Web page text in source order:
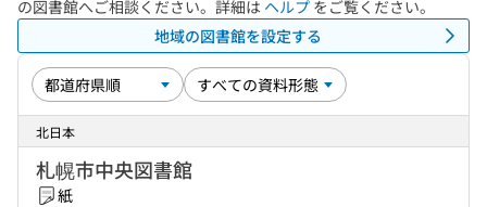
の図書館へご相談ください。詳細は ヘルプ をご覧ください。
地域の図書館を設定する
北日本
札幌市中央図書館
紙